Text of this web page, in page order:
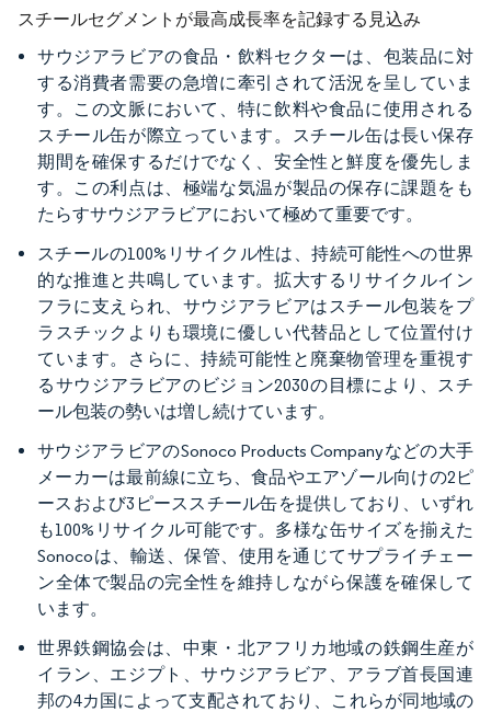
スチールセグメントが最高成長率を記録する見込み
サウジアラビアの食品・飲料セクターは、包装品に対
する消費者需要の急増に牽引されて活況を呈していま
す。この文脈において、特に飲料や食品に使用される
スチール缶が際立っています。スチール缶は長い保存
期間を確保するだけでなく、安全性と鮮度を優先しま
す。この利点は、極端な気温が製品の保存に課題をも
たらすサウジアラビアにおいて極めて重要です。
スチールの100%リサイクル性は、持続可能性への世界
的な推進と共鳴しています。拡大するリサイクルイン
フラに支えられ、サウジアラビアはスチール包装をプ
ラスチックよりも環境に優しい代替品として位置付け
ています。さらに、持続可能性と廃棄物管理を重視す
るサウジアラビアのビジョン2030の目標により、スチ
ール包装の勢いは増し続けています。
サウジアラビアのSonoco Products Companyなどの大手
メーカーは最前線に立ち、食品やエアゾール向けの2ピ
ースおよび3ピーススチール缶を提供しており、いずれ
も100%リサイクル可能です。多様な缶サイズを揃えた
Sonocoは、輸送、保管、使用を通じてサプライチェー
ン全体で製品の完全性を維持しながら保護を確保して
います。
世界鉄鋼協会は、中東・北アフリカ地域の鉄鋼生産が
イラン、エジプト、サウジアラビア、アラブ首長国連
邦の4カ国によって支配されており、これらが同地域の